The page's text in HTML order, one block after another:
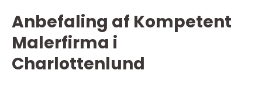
Anbefaling af Kompetent
Malerfirma i
Charlottenlund